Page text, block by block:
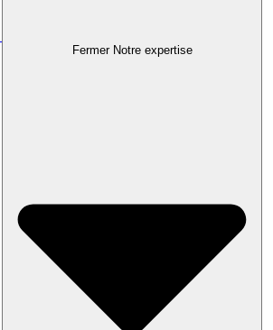
Fermer Notre expertise